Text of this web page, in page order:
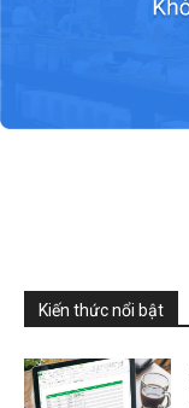
Kiến thức nổi bật